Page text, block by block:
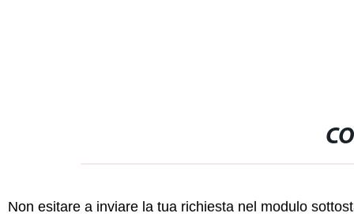
Non esitare a inviare la tua richiesta nel modulo